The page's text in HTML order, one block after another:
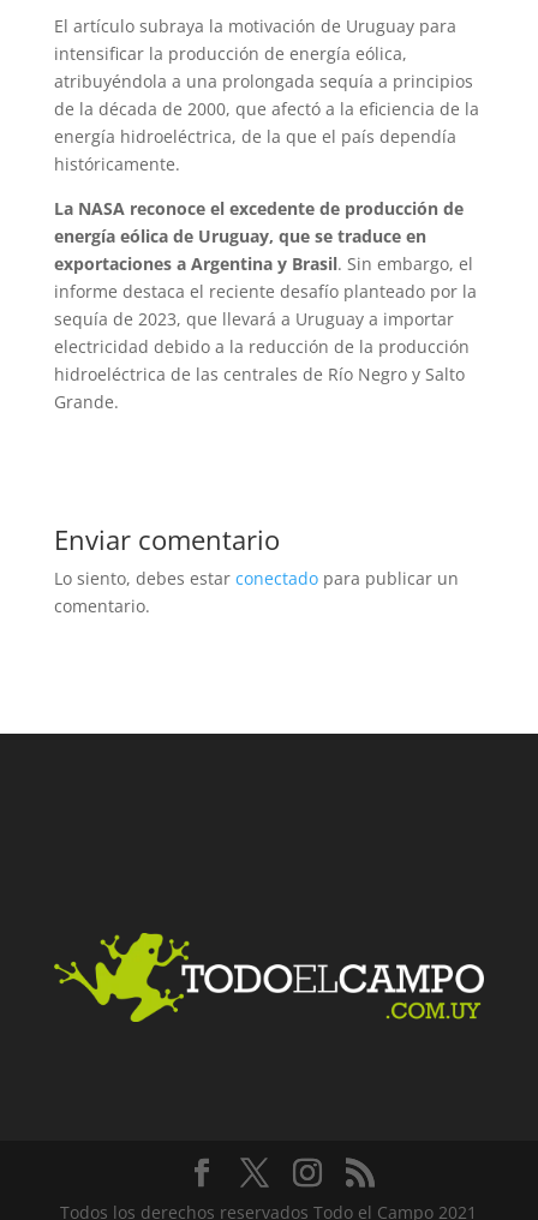
El artículo subraya la motivación de Uruguay para
intensificar la producción de energía eólica,
atribuyéndola a una prolongada sequía a principios
de la década de 2000, que afectó a la eficiencia de la
energía hidroeléctrica, de la que el país dependía
históricamente.
La NASA reconoce el excedente de producción de
energía eólica de Uruguay, que se traduce en
exportaciones a Argentina y Brasil. Sin embargo, el
informe destaca el reciente desafío planteado por la
sequía de 2023, que llevará a Uruguay a importar
electricidad debido a la reducción de la producción
hidroeléctrica de las centrales de Río Negro y Salto
Grande.
Enviar comentario
Lo siento, debes estar conectadopara publicar un
comentario.
Todos los derechos reservados Todo el Campo 2021
Facebook